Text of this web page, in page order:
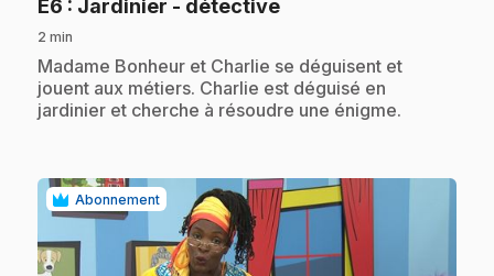
E6 : Jardinier - détective.
2 min
.Madame Bonheur et Charlie se déguisent et
jouent aux métiers. Charlie est déguisé en
jardinier et cherche à résoudre une énigme.
Abonnement